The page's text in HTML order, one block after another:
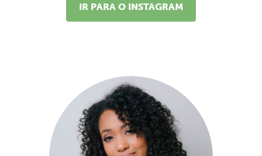
IR PARA O INSTAGRAM